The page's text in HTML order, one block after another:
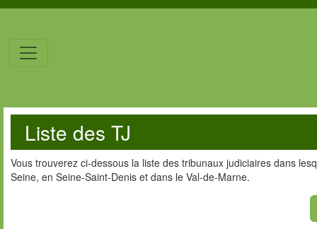
Liste des TJ
Vous trouverez ci-dessous la liste des tribunaux judiciaires dans
Seine, en Seine-Saint-Denis et dans le Val-de-Marne.